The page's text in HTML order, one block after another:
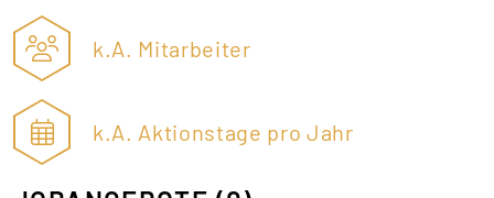
k.A. Mitarbeiter
k.A. Aktionstage pro Jahr